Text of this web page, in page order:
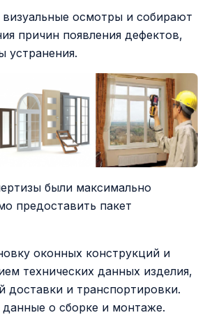
осмотры и собирают
причин появления дефектов,
устранения.
были максимально
предоставить пакет
оконных конструкций и
технических данных изделия,
доставки и транспортировки.
данные о сборке и монтаже.